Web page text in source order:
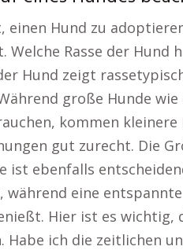
einen Hund zu
Welche Rasse der
Hund zeigt
große Hunde
kommen
gut zurecht. Die
ist ebenfalls
eine
Hier ist es wichtig,
Habe ich die zeitlichen